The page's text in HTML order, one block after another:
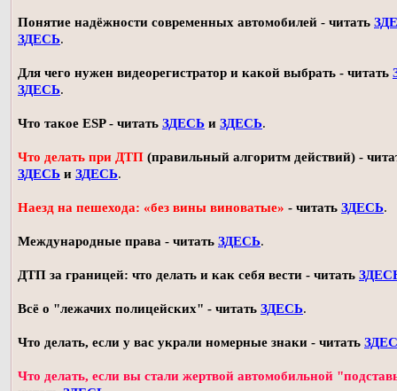
Понятие надёжности современных автомобилей - читать
ЗДЕСЬ.
Для чего нужен видеорегистратор и какой выбрать - читать
ЗДЕСЬ.
Что такое ESP - читать ЗДЕСЬ и ЗДЕСЬ.
Что делать при ДТП (правильный алгоритм действий) -
ЗДЕСЬ и ЗДЕСЬ.
Наезд на пешехода: «без вины виноватые» - читать ЗДЕСЬ.
Международные права - читать ЗДЕСЬ.
ДТП за границей: что делать и как себя вести - читать
Всё о "лежачих полицейских" - читать ЗДЕСЬ.
Что делать, если у вас украли номерные знаки - читать
Что делать, если вы стали жертвой автомобильной